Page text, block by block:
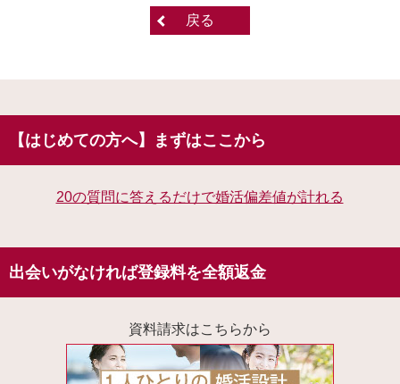
戻る
【はじめての方へ】まずはここから
20の質問に答えるだけで婚活偏差値が計れる
出会いがなければ登録料を全額返金
資料請求はこちらから